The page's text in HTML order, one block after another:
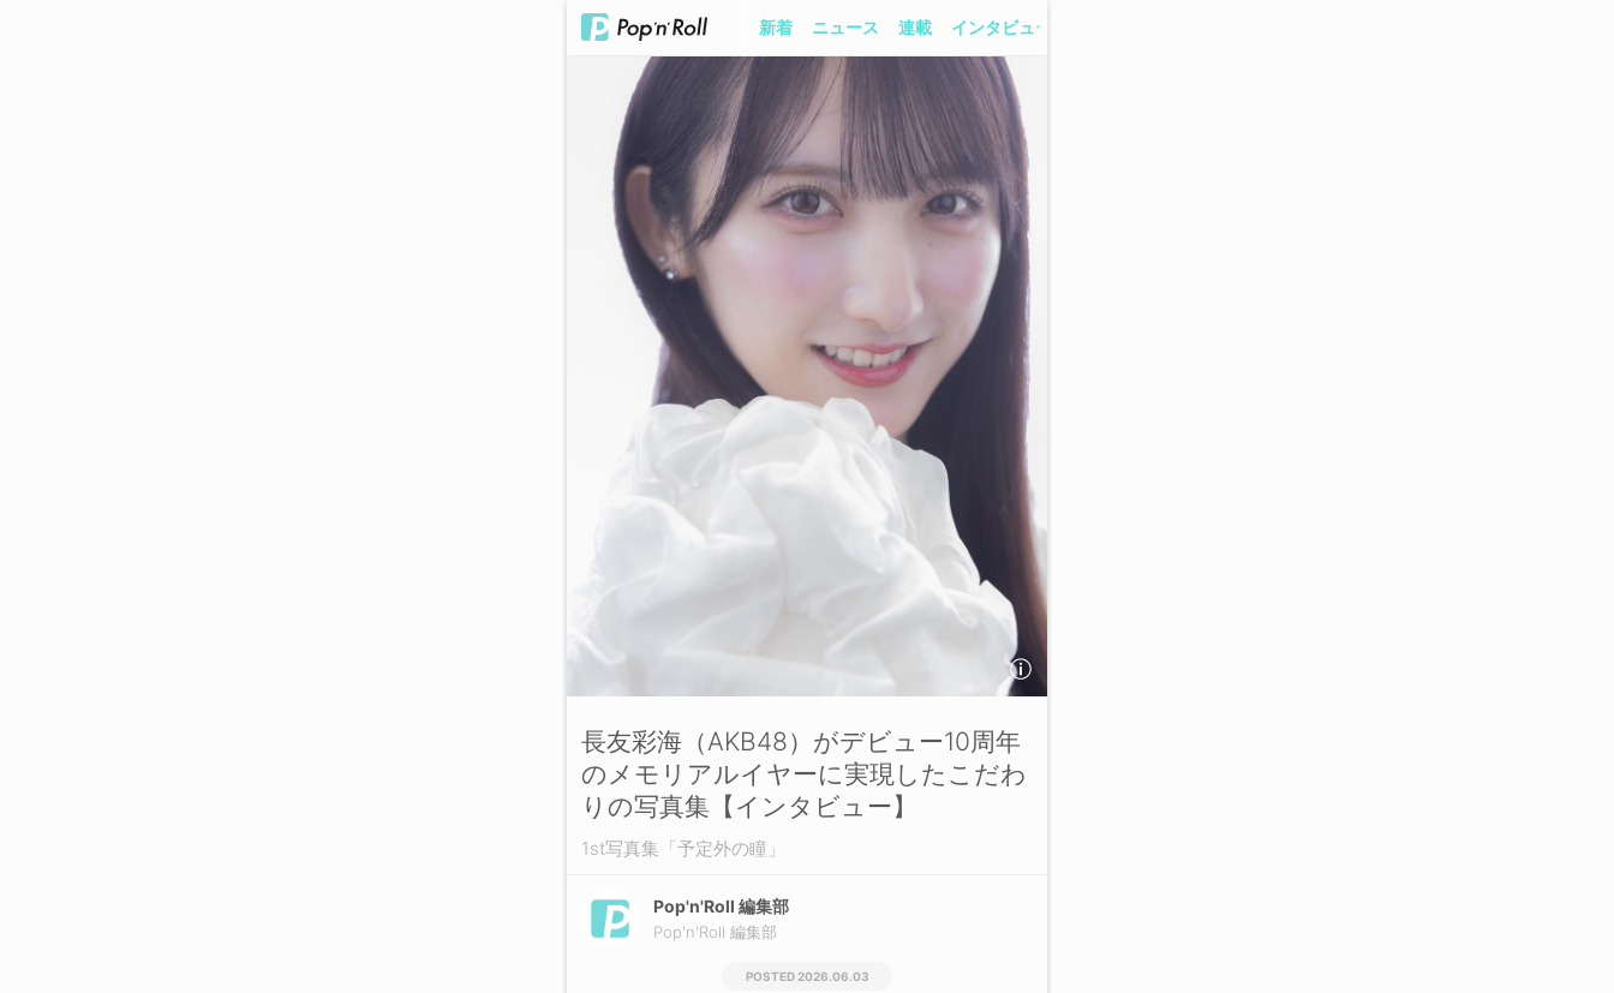
新着 ニュース 連載 インタビュー
長友彩海（AKB48）がデビュー10周年
のメモリアルイヤーに実現したこだわ
りの写真集【インタビュー】
1st写真集「予定外の瞳」
Pop'n'Roll 編集部
Pop'n'Roll 編集部
2026.06.03